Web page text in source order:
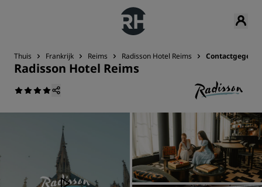
Thuis Frankrijk Reims Radisson Hotel Reims
Radisson Hotel Reims